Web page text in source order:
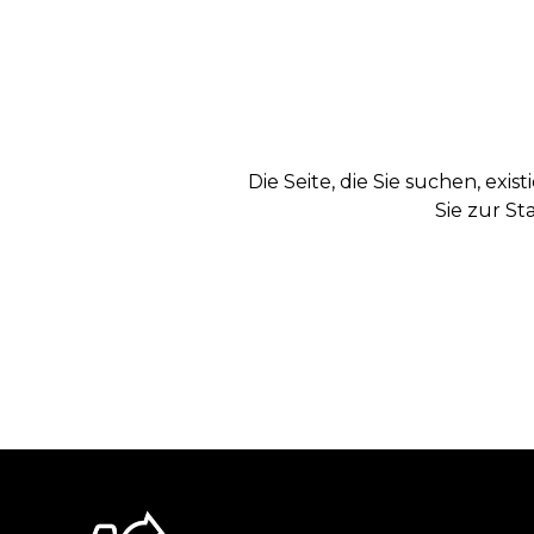
Die Seite, die Sie suchen,
Sie zur